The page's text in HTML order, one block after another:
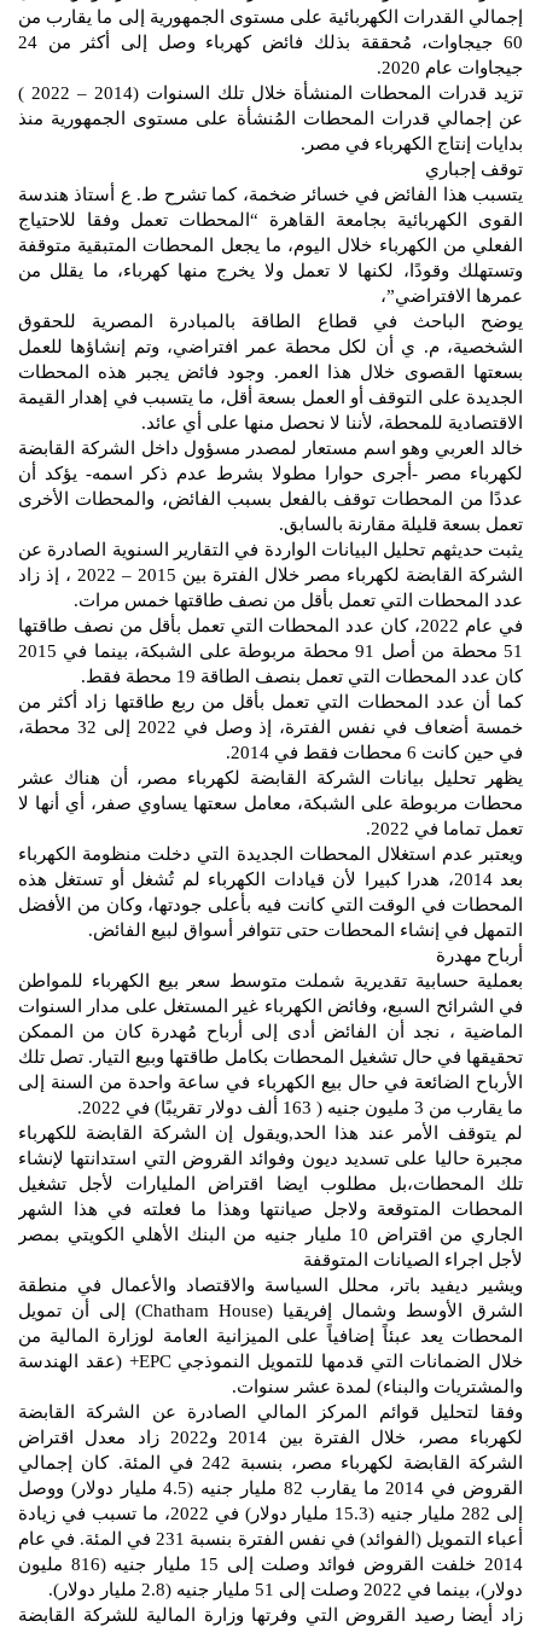
إجمالي القدرات الكهربائية على مستوى الجمهورية إلى ما يقارب من
60 جيجاوات، مُحققة بذلك فائض كهرباء وصل إلى أكثر من 24
جيجاوات عام 2020.
تزيد قدرات المحطات المنشأة خلال تلك السنوات (2014 – 2022 )
عن إجمالي قدرات المحطات المُنشأة على مستوى الجمهورية منذ
بدايات إنتاج الكهرباء في مصر.
توقف إجباري
يتسبب هذا الفائض في خسائر ضخمة، كما تشرح ط. ع أستاذ هندسة
القوى الكهربائية بجامعة القاهرة “المحطات تعمل وفقا للاحتياج
الفعلي من الكهرباء خلال اليوم، ما يجعل المحطات المتبقية متوقفة
وتستهلك وقودًا، لكنها لا تعمل ولا يخرج منها كهرباء، ما يقلل من
عمرها الافتراضي”،
يوضح الباحث في قطاع الطاقة بالمبادرة المصرية للحقوق
الشخصية، م. ي أن لكل محطة عمر افتراضي، وتم إنشاؤها للعمل
بسعتها القصوى خلال هذا العمر. وجود فائض يجبر هذه المحطات
الجديدة على التوقف أو العمل بسعة أقل، ما يتسبب في إهدار القيمة
الاقتصادية للمحطة، لأننا لا نحصل منها على أي عائد.
خالد العربي وهو اسم مستعار لمصدر مسؤول داخل الشركة القابضة
لكهرباء مصر -أجرى حوارا مطولا بشرط عدم ذكر اسمه- يؤكد أن
عددًا من المحطات توقف بالفعل بسبب الفائض، والمحطات الأخرى
تعمل بسعة قليلة مقارنة بالسابق.
يثبت حديثهم تحليل البيانات الواردة في التقارير السنوية الصادرة عن
الشركة القابضة لكهرباء مصر خلال الفترة بين 2015 – 2022 ، إذ زاد
عدد المحطات التي تعمل بأقل من نصف طاقتها خمس مرات.
في عام 2022، كان عدد المحطات التي تعمل بأقل من نصف طاقتها
51 محطة من أصل 91 محطة مربوطة على الشبكة، بينما في 2015
كان عدد المحطات التي تعمل بنصف الطاقة 19 محطة فقط.
كما أن عدد المحطات التي تعمل بأقل من ربع طاقتها زاد أكثر من
خمسة أضعاف في نفس الفترة، إذ وصل في 2022 إلى 32 محطة،
في حين كانت 6 محطات فقط في 2014.
يظهر تحليل بيانات الشركة القابضة لكهرباء مصر، أن هناك عشر
محطات مربوطة على الشبكة، معامل سعتها يساوي صفر، أي أنها لا
تعمل تماما في 2022.
ويعتبر عدم استغلال المحطات الجديدة التي دخلت منظومة الكهرباء
بعد 2014، هدرا كبيرا لأن قيادات الكهرباء لم تُشغل أو تستغل هذه
المحطات في الوقت التي كانت فيه بأعلى جودتها، وكان من الأفضل
التمهل في إنشاء المحطات حتى تتوافر أسواق لبيع الفائض.
أرباح مهدرة
بعملية حسابية تقديرية شملت متوسط سعر بيع الكهرباء للمواطن
في الشرائح السبع، وفائض الكهرباء غير المستغل على مدار السنوات
الماضية ، نجد أن الفائض أدى إلى أرباح مُهدرة كان من الممكن
تحقيقها في حال تشغيل المحطات بكامل طاقتها وبيع التيار. تصل تلك
الأرباح الضائعة في حال بيع الكهرباء في ساعة واحدة من السنة إلى
ما يقارب من 3 مليون جنيه ( 163 ألف دولار تقريبًا) في 2022.
لم يتوقف الأمر عند هذا الحد,ويقول إن الشركة القابضة للكهرباء
مجبرة حاليا على تسديد ديون وفوائد القروض التي استدانتها لإنشاء
تلك المحطات،بل مطلوب ايضا اقتراض المليارات لأجل تشغيل
المحطات المتوقعة ولاجل صيانتها وهذا ما فعلته في هذا الشهر
الجاري من اقتراض 10 مليار جنيه من البنك الأهلي الكويتي بمصر
لأجل اجراء الصيانات المتوقفة
ويشير ديفيد باتر، محلل السياسة والاقتصاد والأعمال في منطقة
الشرق الأوسط وشمال إفريقيا (Chatham House) إلى أن تمويل
المحطات يعد عبئاً إضافياً على الميزانية العامة لوزارة المالية من
خلال الضمانات التي قدمها للتمويل النموذجي EPC+ (عقد الهندسة
والمشتريات والبناء) لمدة عشر سنوات.
وفقا لتحليل قوائم المركز المالي الصادرة عن الشركة القابضة
لكهرباء مصر، خلال الفترة بين 2014 و2022 زاد معدل اقتراض
الشركة القابضة لكهرباء مصر، بنسبة 242 في المئة. كان إجمالي
القروض في 2014 ما يقارب 82 مليار جنيه (4.5 مليار دولار) ووصل
إلى 282 مليار جنيه (15.3 مليار دولار) في 2022، ما تسبب في زيادة
أعباء التمويل (الفوائد) في نفس الفترة بنسبة 231 في المئة. في عام
2014 خلفت القروض فوائد وصلت إلى 15 مليار جنيه (816 مليون
دولار)، بينما في 2022 وصلت إلى 51 مليار جنيه (2.8 مليار دولار).
زاد أيضا رصيد القروض التي وفرتها وزارة المالية للشركة القابضة